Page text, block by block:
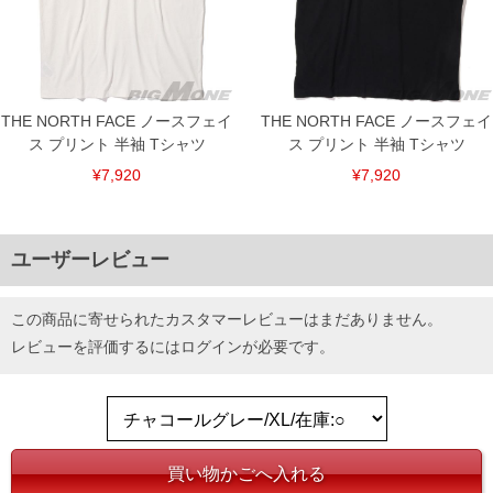
THE NORTH FACE ノースフェイ
ス プリント 半袖 Tシャツ
¥7,920
THE NORTH FACE ノースフェイ
ス プリント 半袖 Tシャツ
¥7,920
ユーザーレビュー
この商品に寄せられたカスタマーレビューはまだありません。
レビューを評価するにはログインが必要です。